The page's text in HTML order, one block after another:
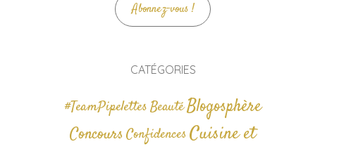
Abonnez-vous !
CATÉGORIES
#TeamPipelettesBeautéBlogosphère
ConcoursConfidences Cuisine et